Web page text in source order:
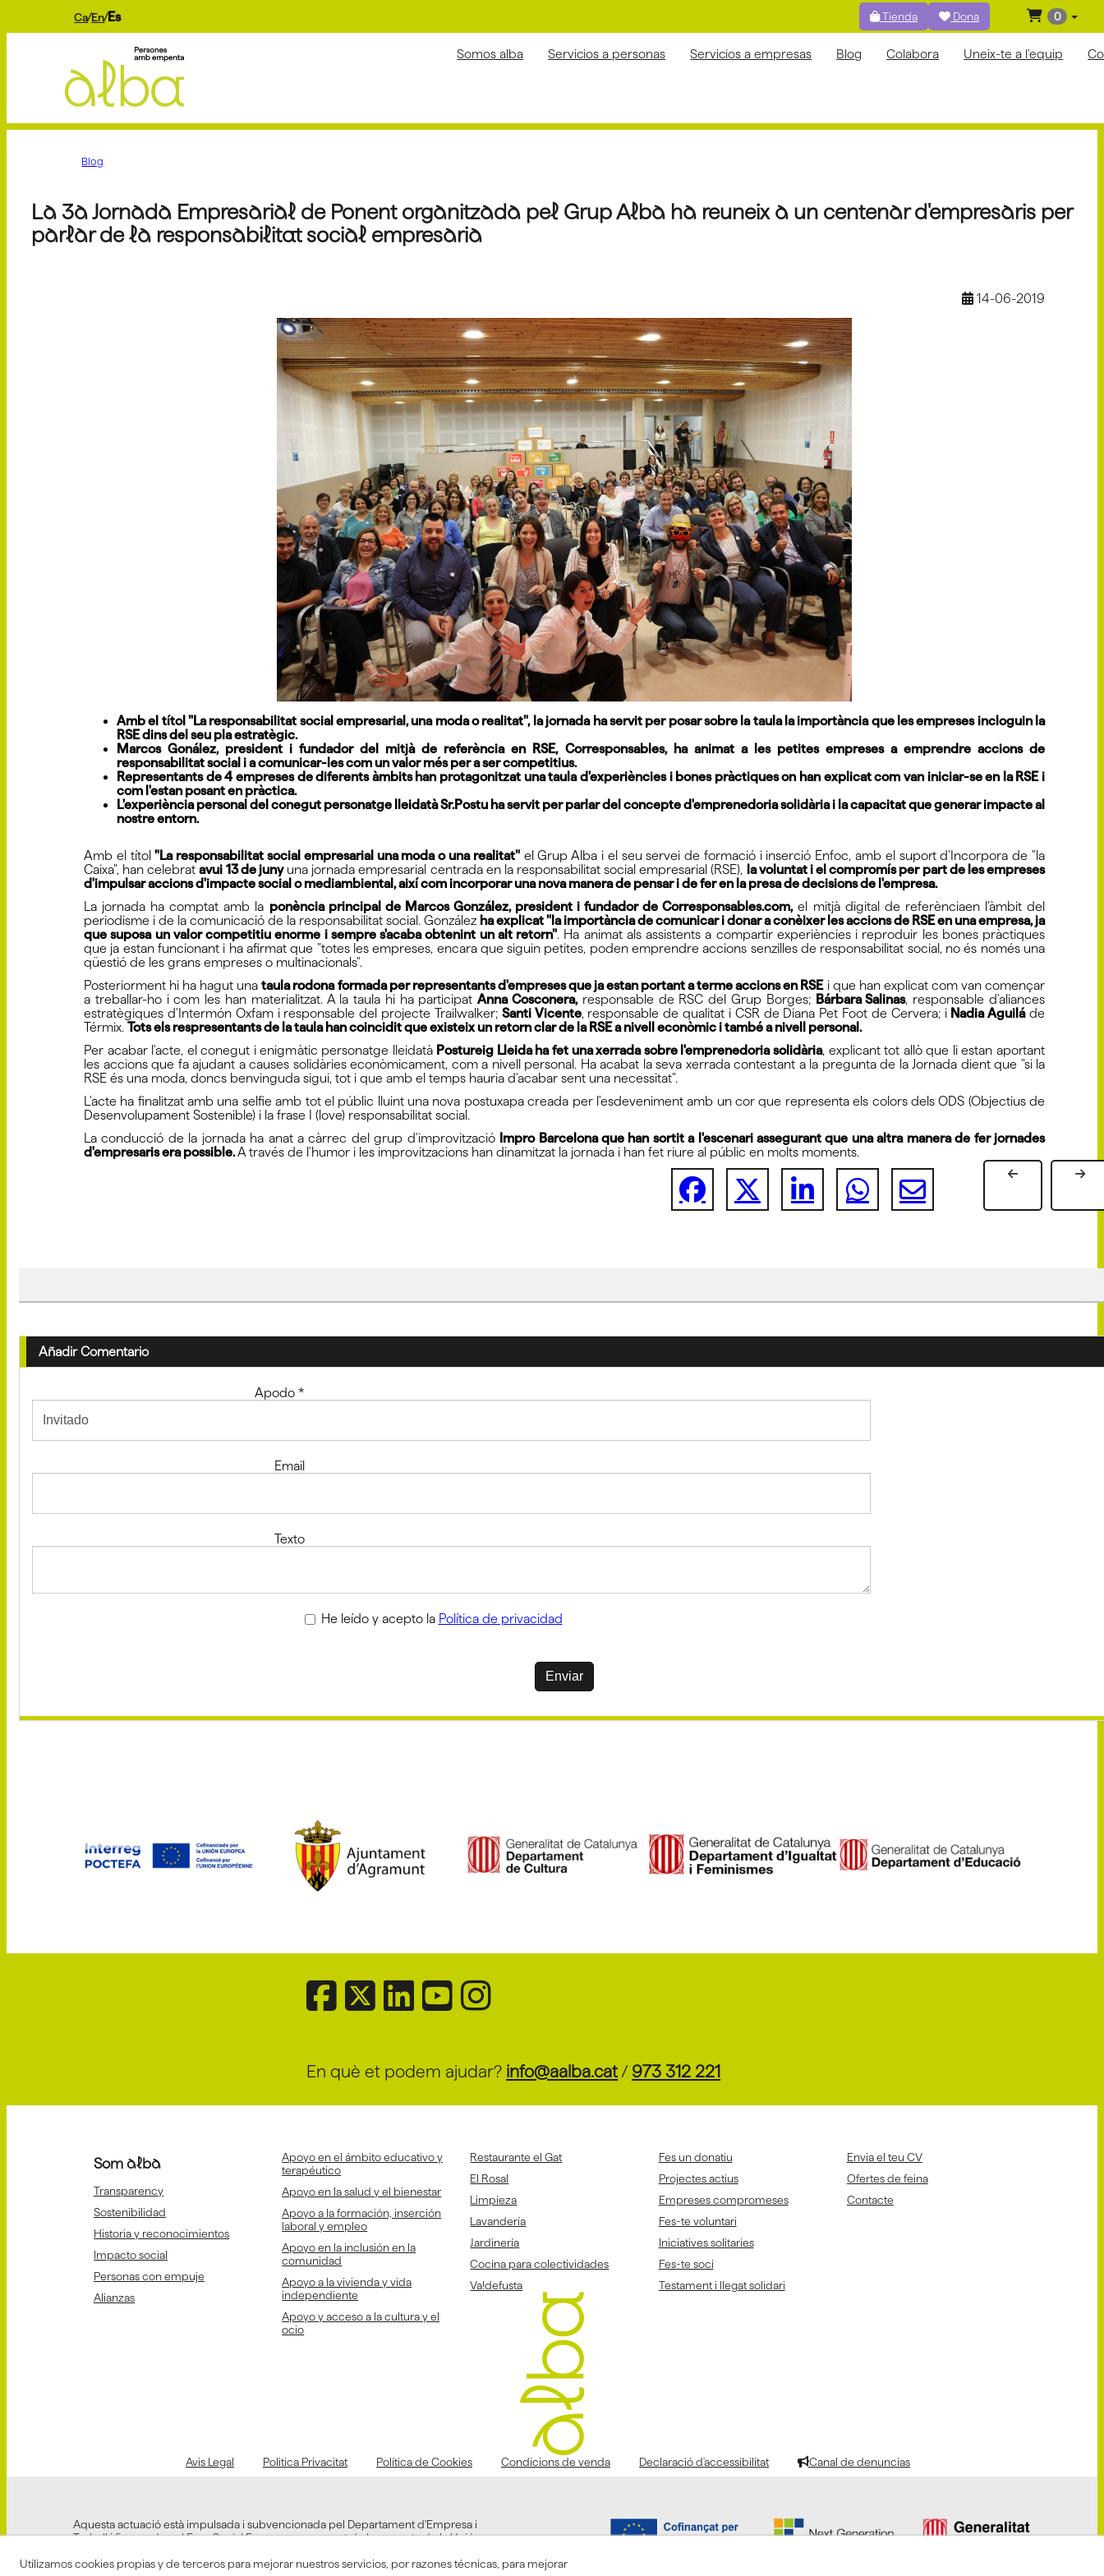
Ca En Es Tienda Dona 0
Somos alba Servicios a personas Servicios a empresas Blog Colabora Uneix-te a l'equip
Blog
La 3a Jornada Empresarial de Ponent organitzada pel Grup Alba ha reuneix a un centenar d'empresaris per
parlar de la responsabilitat social empresaria
14-06-2019
Amb el títol "La responsabilitat social empresarial, una moda o realitat", la jornada ha servit per posar sobre la taula la importància que les empreses incloguin la
RSE dins del seu pla estratègic.
Marcos Gonález, president i fundador del mitjà de referència en RSE, Corresponsables, ha animat a les petites empreses a emprendre accions de
responsabilitat social i a comunicar-les com un valor més per a ser competitius.
Representants de 4 empreses de diferents àmbits han protagonitzat una taula d'experiències i bones pràctiques on han explicat com van iniciar-se en la RSE i
com l'estan posant en pràctica.
L'experiència personal del conegut personatge lleidatà Sr.Postu ha servit per parlar del concepte d'emprenedoria solidària i la capacitat que generar impacte al
nostre entorn.
Amb el títol"La responsabilitat social empresarial una moda o una realitat"el Grup Alba i el seu servei de formació i inserció Enfoc, amb el suport d'Incorpora de "la
Caixa", han celebratavui 13 de junyuna jornada empresarial centrada en la responsabilitat social empresarial (RSE), la voluntat i el compromís per part de les empreses
d'impulsar accions d'impacte social o mediambiental, així com incorporar una nova manera de pensar i de fer en la presa de decisions de l'empresa.
La jornada ha comptat amb la ponència principal de Marcos González, president i fundador de Corresponsables.com,el mitjà digital de referènciaen l’àmbit del
periodisme i de la comunicació de la responsabilitat social. González ha explicat "la importància de comunicar i donar a conèixer les accions de RSE en una empresa, ja
que suposa un valor competitiu enorme i sempre s'acaba obtenint un alt retorn". Ha animat als assistents a compartir experiències i reproduir les bones pràctiques
que ja estan funcionant i ha afirmat que "totes les empreses, encara que siguin petites, poden emprendre accions senzilles de responsabilitat social, no és només una
qüestió de les grans empreses o multinacionals".
Posteriorment hi ha hagut unataula rodona formada per representants d'empreses que ja estan portant a terme accions en RSEi que han explicat com van començar
a treballar-ho i com les han materialitzat. A la taula hi ha participatAnna Cosconera,responsable de RSC del Grup Borges; Bárbara Salinas, responsable d'aliances
estratègiques d'Intermón Oxfam i responsable del projecte Trailwalker; Santi Vicente, responsable de qualitat i CSR de Diana Pet Foot de Cervera; i Nadia Aguiláde
Térmix. Tots els respresentants de la taula han coincidit que existeix un retorn clar de la RSE a nivell econòmic i també a nivell personal.
Per acabar l'acte, el conegut i enigmàtic personatge lleidatà Postureig Lleida ha fet una xerrada sobre l'emprenedoria solidària, explicant tot allò que li estan aportant
les accions que fa ajudant a causes solidàries econòmicament, com a nivell personal. Ha acabat la seva xerrada contestant a la pregunta de la Jornada dient que "si la
RSE és una moda, doncs benvinguda sigui, tot i que amb el temps hauria d'acabar sent una necessitat".
L'acte ha finalitzat amb una selfie amb tot el públic lluint una nova postuxapa creada per l'esdeveniment amb un cor que representa els colors dels ODS (Objectius de
Desenvolupament Sostenible) i la frase I (love) responsabilitat social.
La conducció de la jornada ha anat a càrrec del grup d'improvització Impro Barcelona que han sortit a l'escenari assegurant que una altra manera de fer jornades
d'empresaris era possible.A través de l'humor i les improvitzacions han dinamitzat la jornada i han fet riure al públic en molts moments.
Añadir Comentario
Apodo *
Email
Texto
He leído y acepto la Política de privacidad
Enviar
En què et podem ajudar? info@aalba.cat / 973 312 221
Som alba
Transparency
Sostenibilidad
Historia y reconocimientos
Impacto social
Personas con empuje
Alianzas
Apoyo en el ámbito educativo y
terapéutico
Apoyo en la salud y el bienestar
Apoyo a la formación, inserción
laboral y empleo
Apoyo en la inclusión en la
comunidad
Apoyo a la vivienda y vida
independiente
Apoyo y acceso a la cultura y el
ocio
Restaurante el Gat
El Rosal
Limpieza
Lavandería
Jardinería
Cocina para colectividades
Va!defusta
Fes un donatiu
Projectes actius
Empreses compromeses
Fes-te voluntari
Iniciatives solitaries
Fes-te soci
Testament i llegat solidari
Envia el teu CV
Ofertes de feina
Contacte
Avis Legal Politica Privacitat Política de Cookies Condicions de venda Declaració d'accessibilitat Canal de denuncias
Aquesta actuació està impulsada i subvencionada pel Departament d'Empresa i
Treball i finançada pel Fons Social Europeu com a part de la resposta de la Unió
Utilizamos cookies propias y de terceros para mejorar nuestros servicios, por razones técnicas, para mejorar